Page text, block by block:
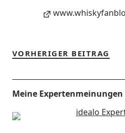
VORHERIGER BEITRAG
Meine